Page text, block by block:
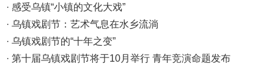
· 感受乌镇“小镇的文化大戏”
· 乌镇戏剧节：艺术气息在水乡流淌
· 乌镇戏剧节的“十年之变”
· 第十届乌镇戏剧节将于10月举行 青年竞演命题发布